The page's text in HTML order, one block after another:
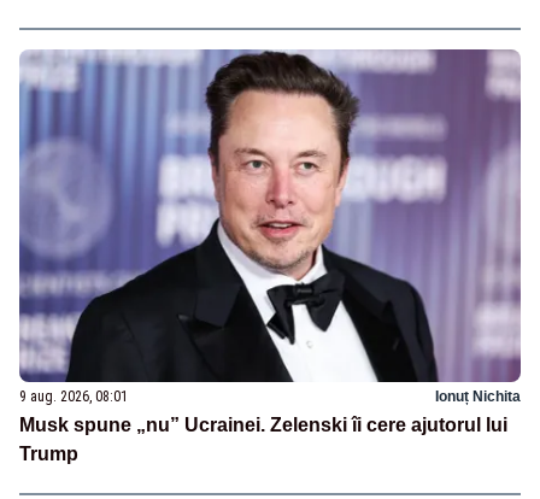
9 aug. 2026, 08:01 Ionuț Nichita
Musk spune „nu” Ucrainei. Zelenski îi cere ajutorul lui
Trump